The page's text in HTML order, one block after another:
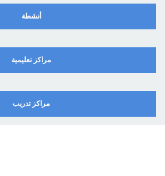
أنشطة
مراكز تعليمية
مراكز تدريب